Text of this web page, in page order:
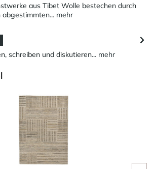
aus Tibet Wolle bestechen durch
mehr
schreiben und diskutieren... mehr